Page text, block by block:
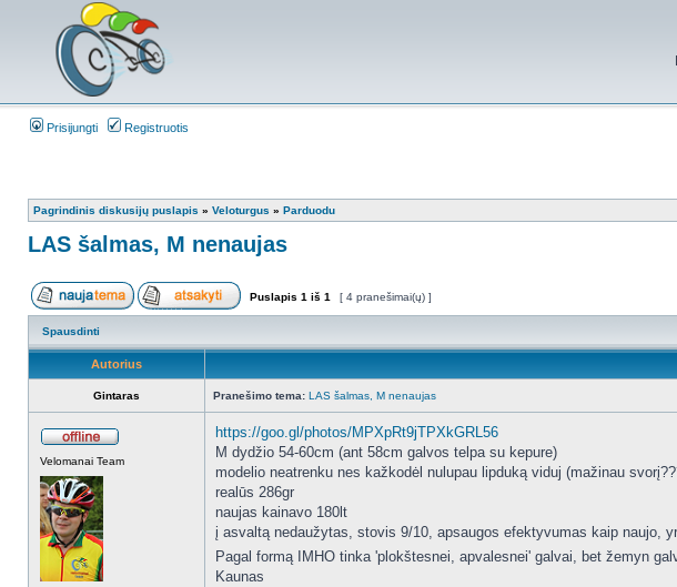
Prisijungti Registruotis
Pagrindinis diskusijų puslapis » Veloturgus » Parduodu
LAS šalmas, M nenaujas
Puslapis 1 iš 1 [ 4 pranešimai(ų) ]
Spausdinti
Autorius
Gintaras Pranešimo tema: LAS šalmas, M nenaujas
Velomanai Team
https://goo.gl/photos/MPXpRt9jTPXkGRL56
M dydžio 54-60cm (ant 58cm galvos telpa su kepure)
modelio neatrenku nes kažkodėl nulupau lipduką viduj (mažinau
realūs 286gr
naujas kainavo 180lt
į asvaltą nedaužytas, stovis 9/10, apsaugos efektyvumas kaip naujo,
Pagal formą IMHO tinka 'plokštesnei, apvalesnei' galvai, bet žemyn
Kaunas